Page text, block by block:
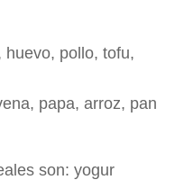
huevo, pollo, tofu,
papa, arroz, pan
son: yogur